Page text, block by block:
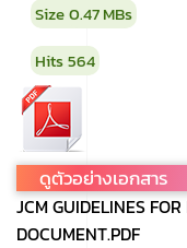
Size0.47 MBs
Hits564
ดูตัวอย่างเอกสาร
JCM GUIDELINES
DOCUMENT.PDF